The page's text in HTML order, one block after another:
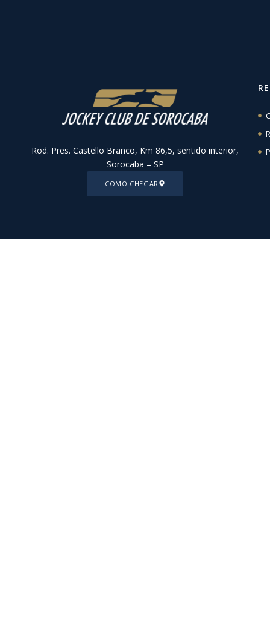
Rod. Pres. Castello Branco, Km 86,5, sentido interior,
Sorocaba – SP
COMO CHEGAR